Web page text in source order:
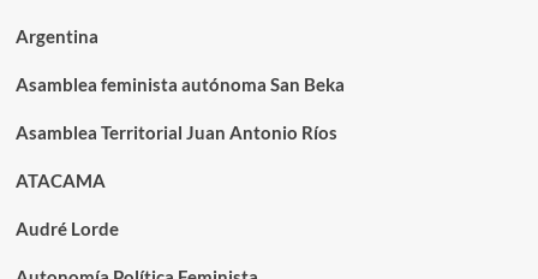
Argentina
Asamblea feminista autónoma San Beka
Asamblea Territorial Juan Antonio Ríos
ATACAMA
Audré Lorde